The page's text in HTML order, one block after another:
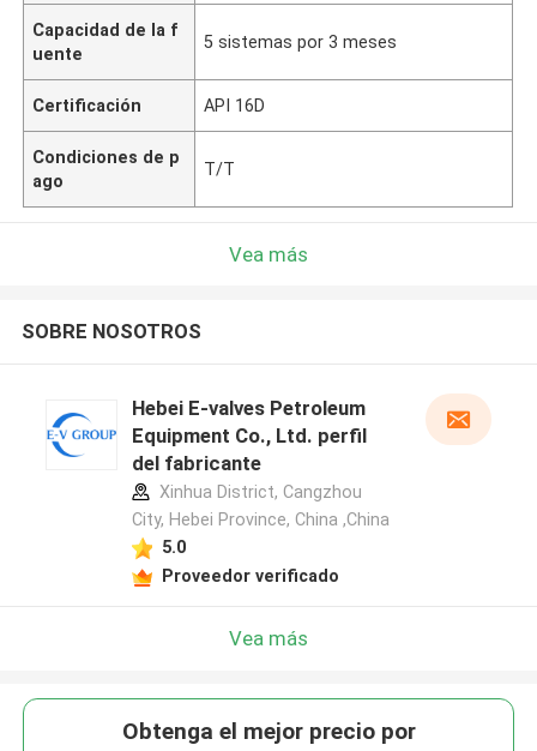
Capacidad de la f
uente
5 sistemas por 3 meses
Certificación API 16D
Condiciones de p
ago
T/T
Vea más
SOBRE NOSOTROS
Hebei E-valves Petroleum
Equipment Co., Ltd. perfil
del fabricante
Xinhua District, Cangzhou
City, Hebei Province, China ,China
5.0
Proveedor verificado
Vea más
Obtenga el mejor precio por